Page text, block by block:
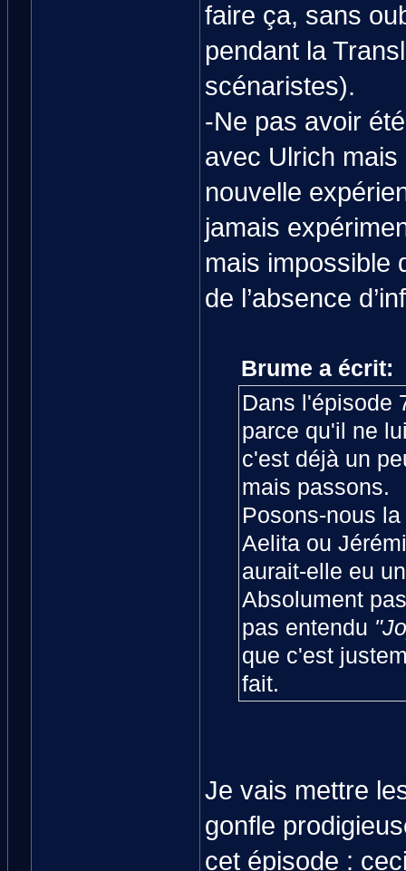
faire ça, sans
pendant la
scénaristes).
-Ne pas avoir
avec Ulrich mais
nouvelle
jamais
mais impossible
de l’absence
Brume a écrit:
Dans l'épisode
parce qu'il ne
c'est déjà un
mais passons.
Posons-nous
Aelita ou
aurait-elle eu
Absolument
pas entendu
que c'est
fait.
Je vais mettre
gonfle
cet épisode :